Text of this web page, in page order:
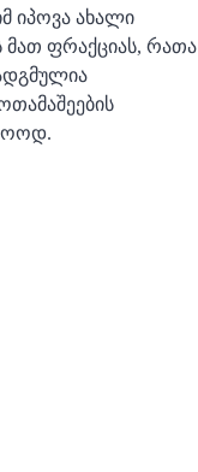
იპოვა ახალი
ფრაქციას, რათა